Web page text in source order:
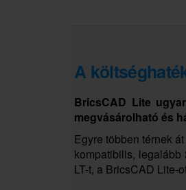
A
BricsCAD Lite
megvásárolható és
Egyre többen térnek
kompatibilis,
LT-t, a BricsCAD Lite-